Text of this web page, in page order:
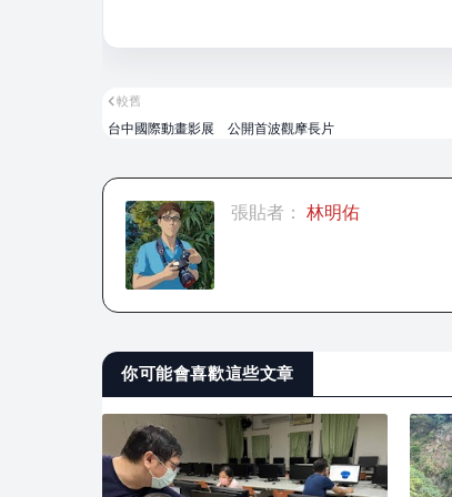
較舊
台中國際動畫影展 公開首波觀摩長片
張貼者： 林明佑
你可能會喜歡這些文章